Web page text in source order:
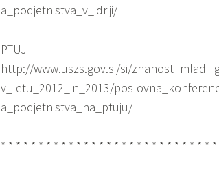
a_podjetnistva_v_idriji/
PTUJ
http://www.uszs.gov.si/si/
v_letu_2012_in_2013/
a_podjetnistva_na_ptuju/
* * * * * * * * * * * * * * * * * * * * * * * * * * * *